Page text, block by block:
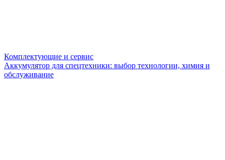
Комплектующие и сервис
Аккумулятор для спецтехники: выбор технологии, химия и
обслуживание